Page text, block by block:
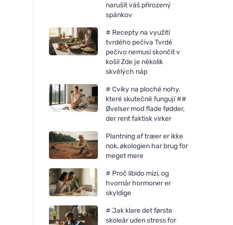
narušit váš přirozený
spánkov
# Recepty na využití
tvrdého pečiva Tvrdé
pečivo nemusí skončit v
koši! Zde je několik
skvělých náp
# Cviky na ploché nohy,
které skutečně fungují ##
Øvelser mod flade fødder,
der rent faktisk virker
Plantning af træer er ikke
nok, økologien har brug for
meget mere
# Proč libido mizí, og
hvornår hormoner er
skyldige
# Jak klare det første
skoleår uden stress for